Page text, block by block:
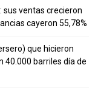
sus ventas crecieron
cayeron 55,78%
que hicieron
40.000 barriles día de